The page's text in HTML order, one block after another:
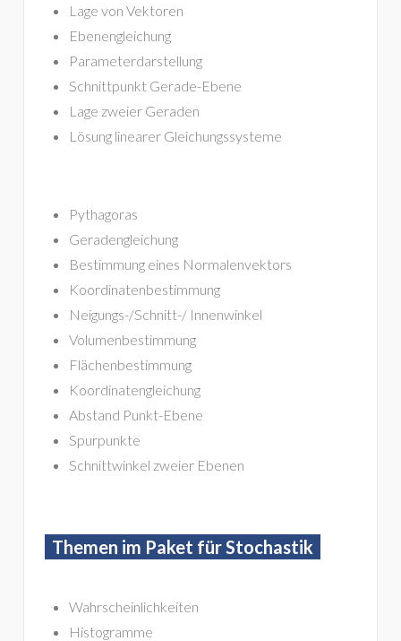
Lage von Vektoren
Ebenengleichung
Parameterdarstellung
Schnittpunkt Gerade-Ebene
Lage zweier Geraden
Lösung linearer Gleichungssysteme
Pythagoras
Geradengleichung
Bestimmung eines Normalenvektors
Koordinatenbestimmung
Neigungs-/Schnitt-/ Innenwinkel
Volumenbestimmung
Flächenbestimmung
Koordinatengleichung
Abstand Punkt-Ebene
Spurpunkte
Schnittwinkel zweier Ebenen
Themen im Paket für Stochastik
Wahrscheinlichkeiten
Histogramme